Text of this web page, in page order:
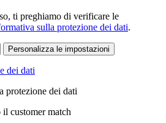
ti preghiamo di verificare le
sulla protezione dei dati.
Personalizza le impostazioni
dei dati
protezione dei dati
customer match